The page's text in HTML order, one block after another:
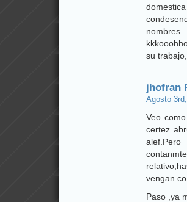
su
jhofran
Agosto
Veo
certez
vengan
Paso ,ya